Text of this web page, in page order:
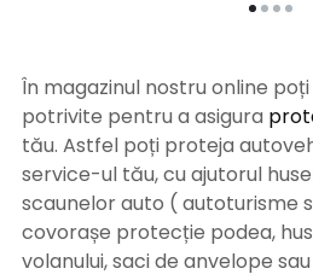
În magazinul nostru online
potrivite pentru a asigura
tău. Astfel poți proteja
service-ul tău, cu ajutorul
scaunelor auto ( autoturisme
covorașe protecție podea,
volanului, saci de anvelope sau